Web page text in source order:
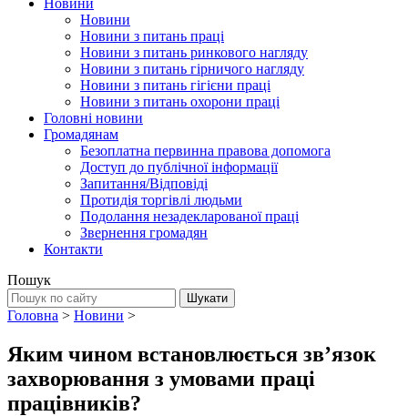
Новини
Новини
Новини з питань праці
Новини з питань ринкового нагляду
Новини з питань гірничого нагляду
Новини з питань гігієни праці
Новини з питань охорони праці
Головні новини
Громадянам
Безоплатна первинна правова допомога
Доступ до публічної інформації
Запитання/Відповіді
Протидія торгівлі людьми
Подолання незадекларованої праці
Звернення громадян
Контакти
Пошук
Головна > Новини >
Яким чином встановлюється зв’язок
захворювання з умовами праці
працівників?